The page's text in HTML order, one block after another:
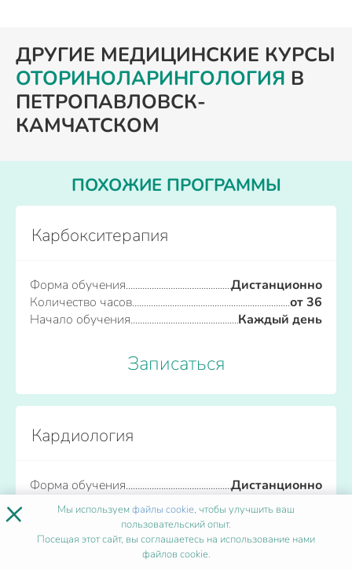
ДРУГИЕ МЕДИЦИНСКИЕ КУРСЫ
ОТОРИНОЛАРИНГОЛОГИЯ В
ПЕТРОПАВЛОВСК-
КАМЧАТСКОМ
ПОХОЖИЕ ПРОГРАММЫ
Карбокситерапия
Форма обучения
Дистанционно
Количество часов
от 36
Начало обучения
Каждый день
Записаться
Кардиология
Форма обучения
Дистанционно
Количество часов
Начало обучения
Каждый день
Записаться
× Мы используемфайлы cookie, чтобы улучшить ваш
пользовательский опыт.
Посещая этот сайт, вы соглашаетесь на использование нами
файлов cookie.